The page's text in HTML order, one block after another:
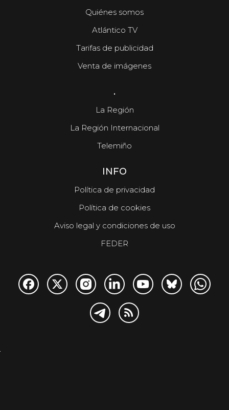
Quiénes somos
Atlántico TV
Tarifas de publicidad
Venta de imágenes
.
La Región
La Región Internacional
Telemiño
INFO
Política de privacidad
Política de cookies
Aviso legal y condiciones de uso
FEDER